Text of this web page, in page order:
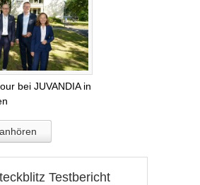
bei JUVANDIA in
Testbericht